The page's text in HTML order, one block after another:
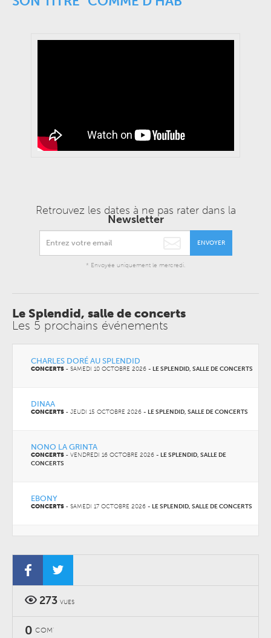
Retrouvez les dates à ne pas rater dans la
Newsletter
ENVOYER
* Envoyée uniquement le mercredi.
Le Splendid, salle de concerts
Les 5 prochains événements
CHARLES DORÉ AU SPLENDID
CONCERTS - SAMEDI 10 OCTOBRE 2026 - LE SPLENDID, SALLE DE CONCERTS
DINAA
CONCERTS - JEUDI 15 OCTOBRE 2026 - LE SPLENDID, SALLE DE CONCERTS
NONO LA GRINTA
CONCERTS - VENDREDI 16 OCTOBRE 2026 - LE SPLENDID, SALLE DE
CONCERTS
EBONY
CONCERTS - SAMEDI 17 OCTOBRE 2026 - LE SPLENDID, SALLE DE CONCERTS
273 VUES
0 COM'